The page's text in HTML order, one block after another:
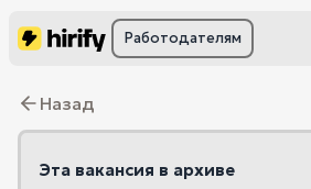
Работодателям
Назад
Эта вакансия в архиве